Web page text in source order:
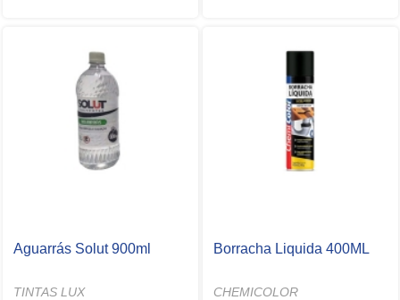
Aguarrás Solut 900ml
TINTAS LUX
Borracha Liquida 400ML
CHEMICOLOR